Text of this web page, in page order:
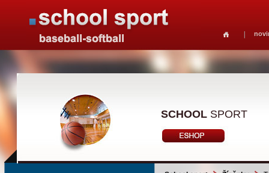
SCHOOL SPORT